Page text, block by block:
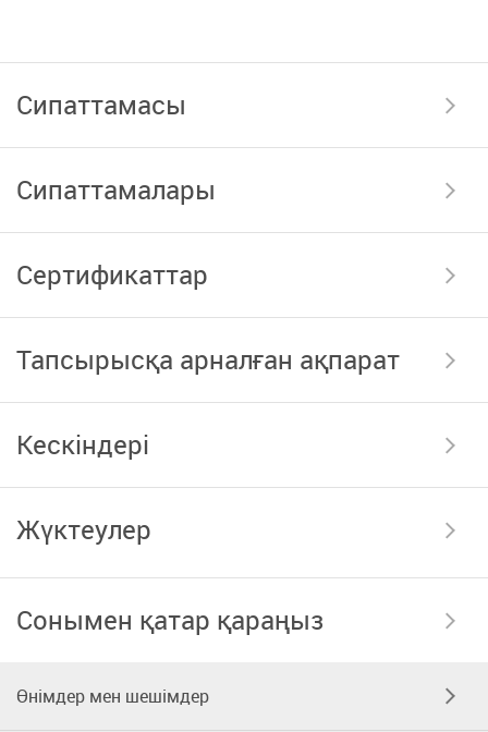
Сипаттамасы
Сипаттамалары
Сертификаттар
Тапсырысқа арналған ақпарат
Кескіндері
Жүктеулер
Сонымен қатар қараңыз
Өнімдер мен шешімдер